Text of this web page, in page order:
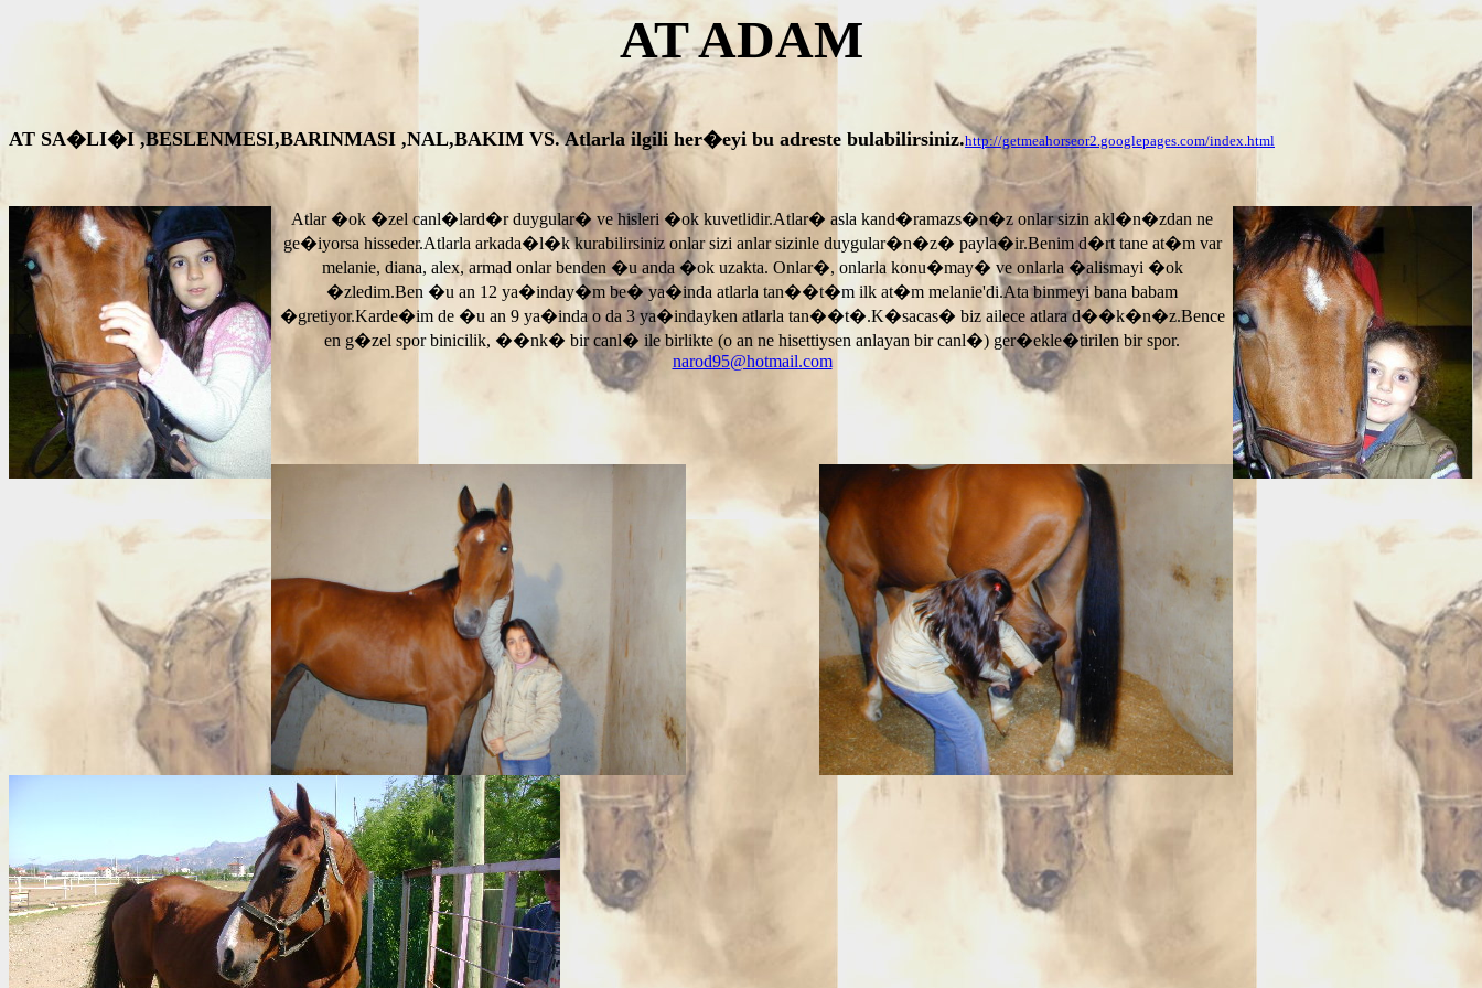
AT ADAM
AT SA�LI�I ,BESLENMESI,BARINMASI ,NAL,BAKIM VS. Atlarla ilgili her�eyi bu adreste bulabilirsiniz.http://getmeahorseor2.googlepages.com/index.html
Atlar �ok �zel canl�lard�r duygular� ve hisleri �ok kuvetlidir.Atlar� asla kand�ramazs�n�z onlar sizin akl�n�zdan ne
ge�iyorsa hisseder.Atlarla arkada�l�k kurabilirsiniz onlar sizi anlar sizinle duygular�n�z� payla�ir.Benim d�rt tane at�m var
melanie, diana, alex, armad onlar benden �u anda �ok uzakta. Onlar�, onlarla konu�may� ve onlarla �alismayi �ok
�zledim.Ben �u an 12 ya�inday�m be� ya�inda atlarla tan��t�m ilk at�m melanie'di.Ata binmeyi bana babam
�gretiyor.Karde�im de �u an 9 ya�inda o da 3 ya�indayken atlarla tan��t�.K�sacas� biz ailece atlara d��k�n�z.Bence
en g�zel spor binicilik, ��nk� bir canl� ile birlikte (o an ne hisettiysen anlayan bir canl�) ger�ekle�tirilen bir spor.
narod95@hotmail.com